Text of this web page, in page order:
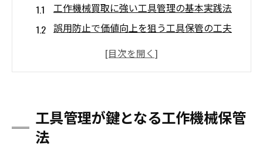
工作機械買取に強い工具管理の基本実践法
誤用防止で価値向上を狙う工具保管の工夫
管理状況が買取価格に与える影響とは
適切な保管環境で機械価値を守る方法
工具管理が鍵となる工作機械保管
法